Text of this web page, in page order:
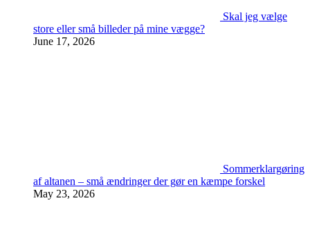
Skal jeg vælge
store eller små billeder på mine vægge?
June 17, 2026
Sommerklargøring
af altanen – små ændringer der gør en kæmpe forskel
May 23, 2026